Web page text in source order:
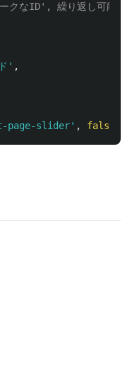
なID', 繰り返し可能か,
' ,
page-slider' , false